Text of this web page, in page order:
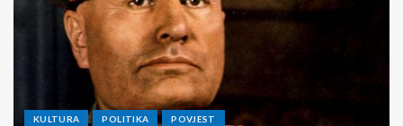
KULTURA POLITIKA POVJEST